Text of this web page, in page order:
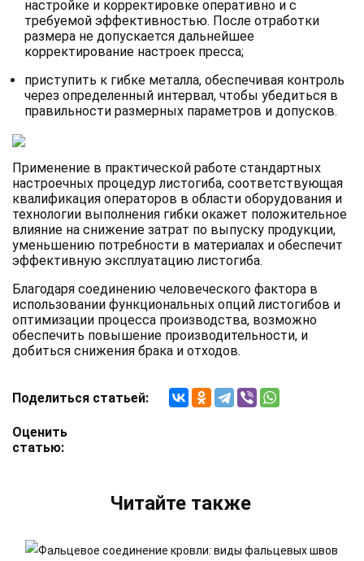
настройке и корректировке оперативно и с
требуемой эффективностью. После отработки
размера не допускается дальнейшее
корректирование настроек пресса;
приступить к гибке металла, обеспечивая контроль
через определенный интервал, чтобы убедиться в
правильности размерных параметров и допусков.
Применение в практической работе стандартных
настроечных процедур листогиба, соответствующая
квалификация операторов в области оборудования и
технологии выполнения гибки окажет положительное
влияние на снижение затрат по выпуску продукции,
уменьшению потребности в материалах и обеспечит
эффективную эксплуатацию листогиба.
Благодаря соединению человеческого фактора в
использовании функциональных опций листогибов и
оптимизации процесса производства, возможно
обеспечить повышение производительности, и
добиться снижения брака и отходов.
Поделиться статьей:
Оценить
статью:
Читайте также